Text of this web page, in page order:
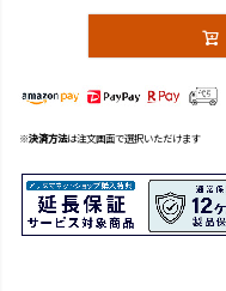
※決済方法は注文画面で選択いただけます